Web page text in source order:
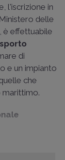
l'iscrizione in
delle
è effettuabile
di
e un impianto
che